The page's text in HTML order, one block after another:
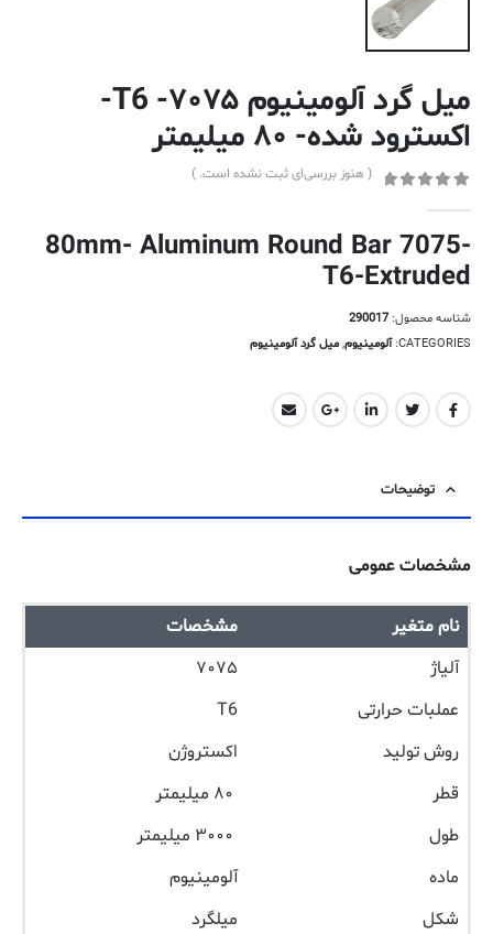
میل گرد آلومینیوم ۷۰۷۵- T6-
اکسترود شده- ۸۰ میلیمتر
( هنوز بررسی‌ای ثبت نشده است. )
80mm- Aluminum Round Bar 7075-
T6-Extruded
شناسه محصول: 290017
CATEGORIES: آلومینیوم,میل گرد آلومینیوم
توضیحات
مشخصات عمومی
نام متغیر
مشخصات
آلیاژ
۷۰۷۵
عملبات حرارتی
T6
روش تولید
اکستروژن
قطر
طول
ماده
آلومینیوم
شکل
میلگرد